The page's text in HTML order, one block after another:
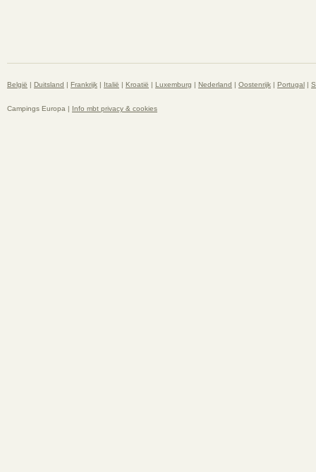
België | Duitsland | Frankrijk | Italië | Kroatië | Luxemburg | Nederland | Oostenrijk | Portugal |
Campings Europa | Info mbt privacy & cookies